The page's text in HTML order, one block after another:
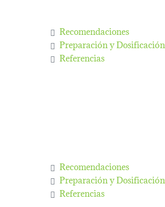
Recomendaciones
Preparación y Dosificación
Referencias
Recomendaciones
Preparación y Dosificación
Referencias